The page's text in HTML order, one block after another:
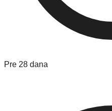
Pre 28 dana